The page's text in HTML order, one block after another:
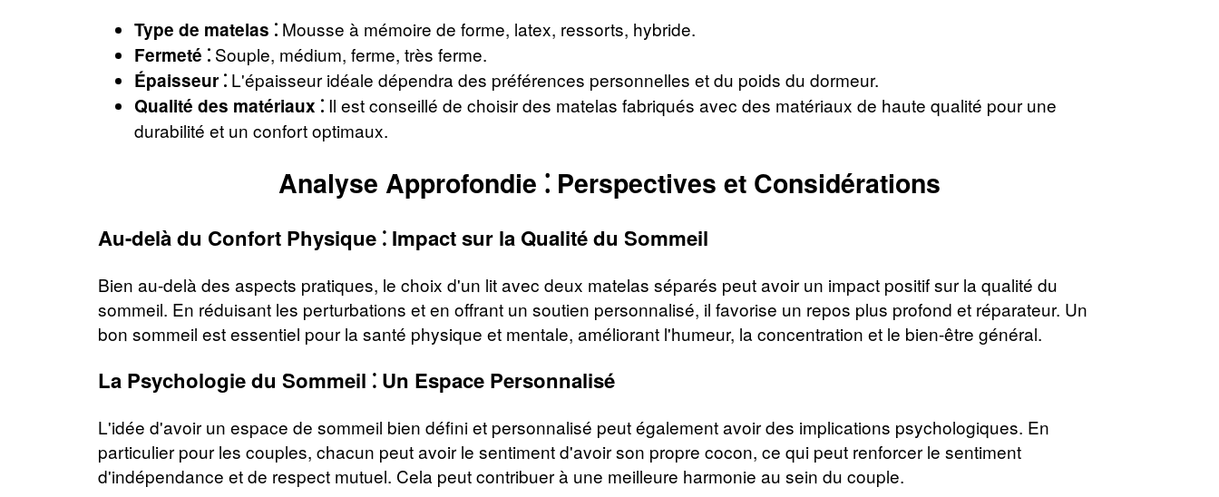
Type de matelas ⁚Mousse à mémoire de forme, latex, ressorts, hybride.
Fermeté ⁚Souple, médium, ferme, très ferme.
Épaisseur ⁚L'épaisseur idéale dépendra des préférences personnelles et du poids du dormeur.
Qualité des matériaux ⁚Il est conseillé de choisir des matelas fabriqués avec des matériaux de haute qualité pour une
durabilité et un confort optimaux.
Analyse Approfondie ⁚ Perspectives et Considérations
Au-delà du Confort Physique ⁚ Impact sur la Qualité du Sommeil
Bien au-delà des aspects pratiques, le choix d'un lit avec deux matelas séparés peut avoir un impact positif sur la qualité du
sommeil. En réduisant les perturbations et en offrant un soutien personnalisé, il favorise un repos plus profond et réparateur. Un
bon sommeil est essentiel pour la santé physique et mentale, améliorant l'humeur, la concentration et le bien-être général.
La Psychologie du Sommeil ⁚ Un Espace Personnalisé
L'idée d'avoir un espace de sommeil bien défini et personnalisé peut également avoir des implications psychologiques. En
particulier pour les couples, chacun peut avoir le sentiment d'avoir son propre cocon, ce qui peut renforcer le sentiment
d'indépendance et de respect mutuel. Cela peut contribuer à une meilleure harmonie au sein du couple.